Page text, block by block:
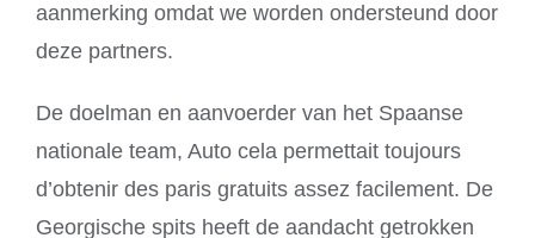
aanmerking omdat we worden ondersteund door
deze partners.
De doelman en aanvoerder van het Spaanse
nationale team, Auto cela permettait toujours
d’obtenir des paris gratuits assez facilement. De
Georgische spits heeft de aandacht getrokken